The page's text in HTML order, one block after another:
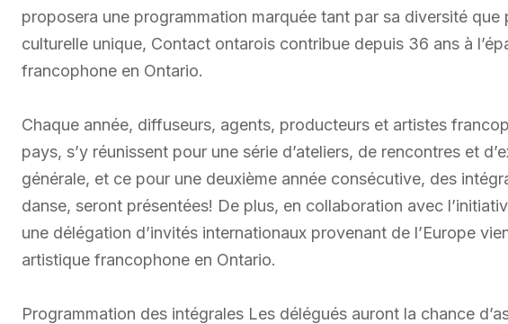
proposera une programmation marquée tant par sa diversité
culturelle unique, Contact ontarois contribue depuis 36 ans à
francophone en Ontario.
Chaque année, diffuseurs, agents, producteurs et artistes
pays, s’y réunissent pour une série d’ateliers, de rencontres et
générale, et ce pour une deuxième année consécutive, des
danse, seront présentées! De plus, en collaboration avec
une délégation d’invités internationaux provenant de l’Europe
artistique francophone en Ontario.
Programmation des intégrales Les délégués auront la chance